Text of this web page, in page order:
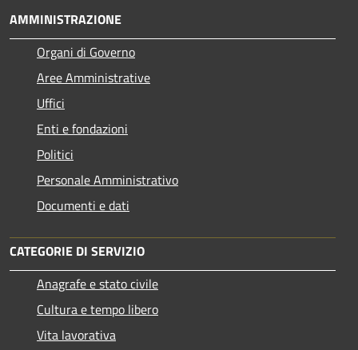
AMMINISTRAZIONE
Organi di Governo
Aree Amministrative
Uffici
Enti e fondazioni
Politici
Personale Amministrativo
Documenti e dati
CATEGORIE DI SERVIZIO
Anagrafe e stato civile
Cultura e tempo libero
Vita lavorativa